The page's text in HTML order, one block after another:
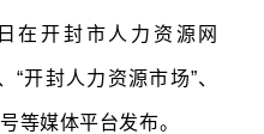
在开封市人力资源网
“开封人力资源市场”、
等媒体平台发布。